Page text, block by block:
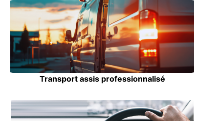
Transport assis professionnalisé